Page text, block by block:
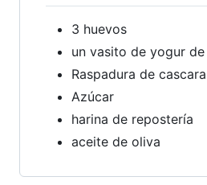
3 huevos
un vasito de yogur
Raspadura de
Azúcar
harina de repostería
aceite de oliva